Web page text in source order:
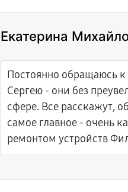
Екатерина
Постоянно обращаюсь
Сергею - они без
сфере. Все расскажут,
самое главное - очень
ремонтом устройств